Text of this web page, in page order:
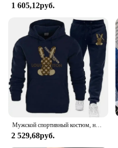
1 605,12руб.
Мужской спортивный костюм, новые теплые комплекты с капюшоном, высококачественный мужской пуловер с капюшоном + спортивные штаны, дизайнерская толстовка в стиле хип-хоп, одежда для бега
2 529,68руб.